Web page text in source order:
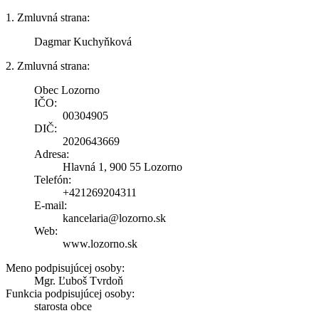
1. Zmluvná strana:
Dagmar Kuchyňková
2. Zmluvná strana:
Obec Lozorno
IČO:
00304905
DIČ:
2020643669
Adresa:
Hlavná 1, 900 55 Lozorno
Telefón:
+421269204311
E-mail:
kancelaria@lozorno.sk
Web:
www.lozorno.sk
Meno podpisujúcej osoby:
Mgr. Ľuboš Tvrdoň
Funkcia podpisujúcej osoby:
starosta obce